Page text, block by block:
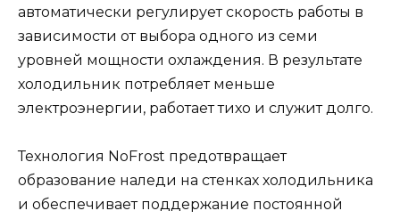
автоматически регулирует скорость работы в
зависимости от выбора одного из семи
уровней мощности охлаждения. В результате
холодильник потребляет меньше
электроэнергии, работает тихо и служит долго.
Технология NoFrost предотвращает
образование наледи на стенках холодильника
и обеспечивает поддержание постоянной